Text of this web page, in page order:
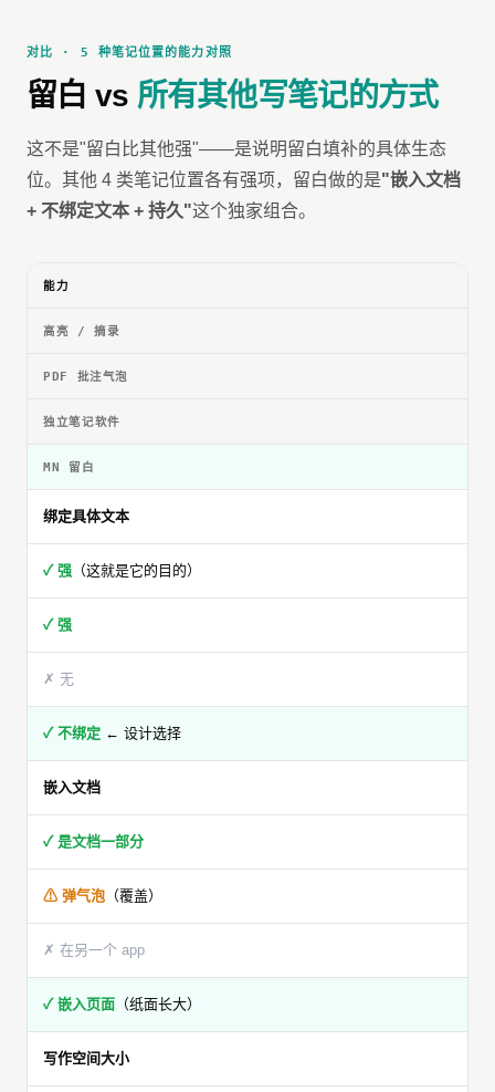
对比 · 5 种笔记位置的能力对照
留白 vs 所有其他写笔记的方式
这不是"留白比其他强"——是说明留白填补的具体生态
位。其他 4 类笔记位置各有强项，留白做的是"嵌入文档
+ 不绑定文本 + 持久"这个独家组合。
能力
高亮 / 摘录
PDF 批注气泡
独立笔记软件
MN 留白
绑定具体文本
✓ 强 （这就是它的目的）
✓ 强
✗ 无
✓ 不绑定 ← 设计选择
嵌入文档
✓ 是文档一部分
⚠ 弹气泡 （覆盖）
✗ 在另一个 app
✓ 嵌入页面 （纸面长大）
写作空间大小